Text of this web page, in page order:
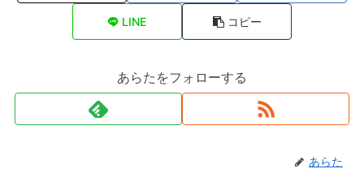
LINE コピー
あらたをフォローする
あらた